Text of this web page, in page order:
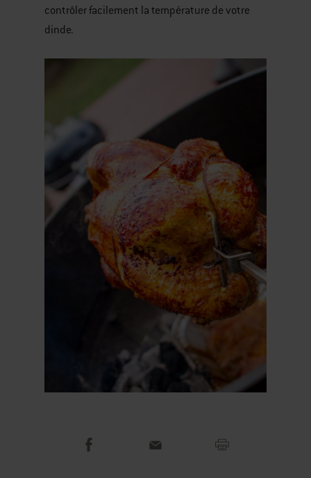
contrôler facilement la température de votre
dinde.